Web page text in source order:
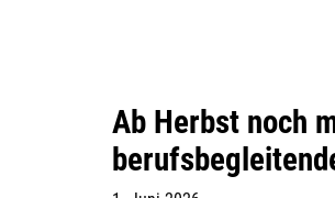
Ab Herbst noch